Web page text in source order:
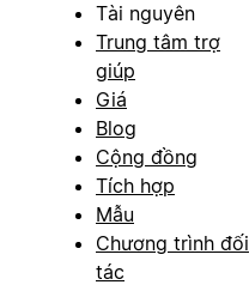
Tài nguyên
Trung tâm trợ
giúp
Giá
Blog
Cộng đồng
Tích hợp
Mẫu
Chương trình đối
tác